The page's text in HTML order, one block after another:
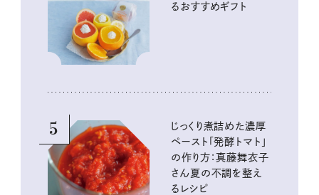
るおすすめギフト
5
じっくり煮詰めた濃厚
ペースト「発酵トマト」
の作り方：真藤舞衣子
さん夏の不調を整え
るレシピ